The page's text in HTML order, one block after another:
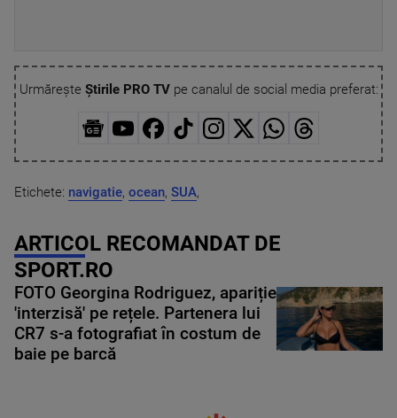
Urmărește Știrile PRO TVpe canalul de social media preferat:
Etichete: navigatie, ocean, SUA,
ARTICOL RECOMANDAT DE
SPORT.RO
FOTO Georgina Rodriguez, apariție
'interzisă' pe rețele. Partenera lui
CR7 s-a fotografiat în costum de
baie pe barcă